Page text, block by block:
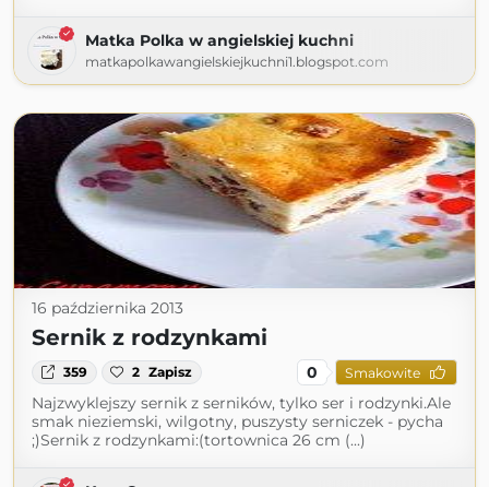
Matka Polka w angielskiej kuchni
matkapolkawangielskiejkuchni1.blogspot.com
16 października 2013
Sernik z rodzynkami
359 2 Zapisz 0 Smakowite
Najzwyklejszy sernik z serników, tylko ser i rodzynki.Ale
smak nieziemski, wilgotny, puszysty serniczek - pycha
;)Sernik z rodzynkami:(tortownica 26 cm (...)